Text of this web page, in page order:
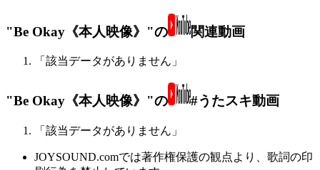
"Be Okay《本人映像》"の 関連動画
「該当データがありません」
"Be Okay《本人映像》"の #うたスキ動画
「該当データがありません」
JOYSOUND.comでは著作権保護の観点より、歌詞の印